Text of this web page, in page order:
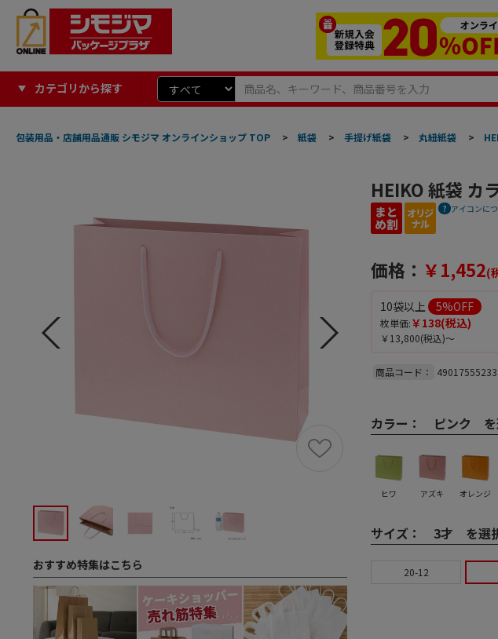
カテゴリから探す
包装用品・店舗用品通販 シモジマ オンラインショップ TOP > 紙袋 > 手提げ紙袋 > 丸紐紙袋 >
おすすめ特集はこちら
HEIKO 紙袋 カ
アイコンに
価格： ￥1,452(
10袋以上 5%OFF
枚単価:￥138(税込)
￥13,800(税込)～
商品コード：
カラー： ピンク を
ヒワ アズキ オレンジ
サイズ： 3才 を選
20-12